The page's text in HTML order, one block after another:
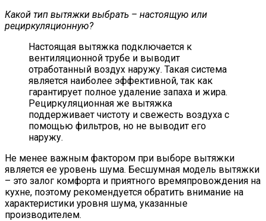
Какой тип вытяжки выбрать – настоящую или
рециркуляционную?
Настоящая вытяжка подключается к
вентиляционной трубе и выводит
отработанный воздух наружу. Такая система
является наиболее эффективной, так как
гарантирует полное удаление запаха и жира.
Рециркуляционная же вытяжка
поддерживает чистоту и свежесть воздуха с
помощью фильтров, но не выводит его
наружу.
Не менее важным фактором при выборе вытяжки
является ее уровень шума. Бесшумная модель вытяжки
– это залог комфорта и приятного времяпровождения на
кухне, поэтому рекомендуется обратить внимание на
характеристики уровня шума, указанные
производителем.